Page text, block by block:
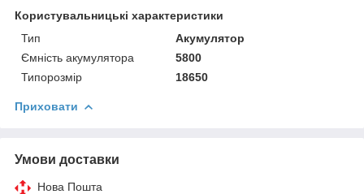
Користувальницькі характеристики
Тип
Акумулятор
Ємність акумулятора
5800
Типорозмір
18650
Приховати
Умови доставки
Нова Пошта